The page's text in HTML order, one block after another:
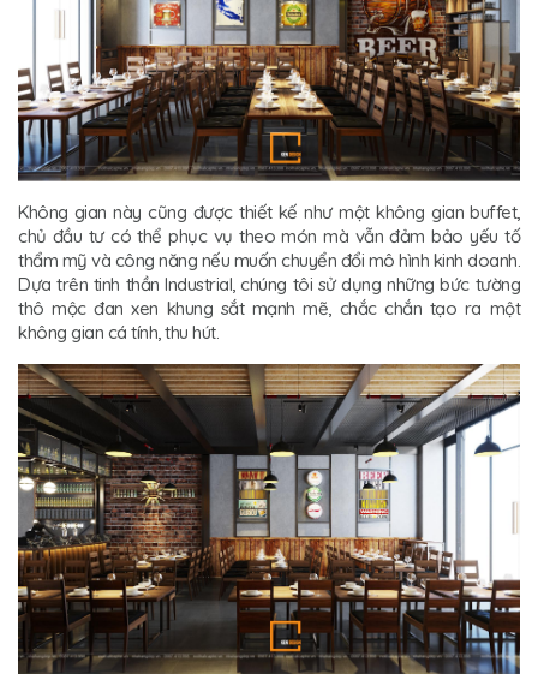
Không gian này cũng được thiết kế như một không gian buffet,
chủ đầu tư có thể phục vụ theo món mà vẫn đảm bảo yếu tố
thẩm mỹ và công năng nếu muốn chuyển đổi mô hình kinh doanh.
Dựa trên tinh thần Industrial, chúng tôi sử dụng những bức tường
thô mộc đan xen khung sắt mạnh mẽ, chắc chắn tạo ra một
không gian cá tính, thu hút.